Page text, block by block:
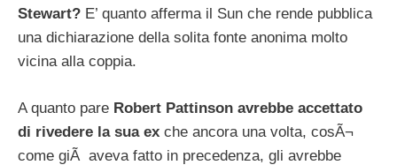
Stewart? E’ quanto afferma il Sun che rende pubblica
una dichiarazione della solita fonte anonima molto
vicina alla coppia.
A quanto pare Robert Pattinson avrebbe accettato
di rivedere la sua ex che ancora una volta, cosÃ¬
come giÃ aveva fatto in precedenza, gli avrebbe